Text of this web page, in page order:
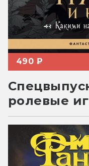
490 ₽
ролевые